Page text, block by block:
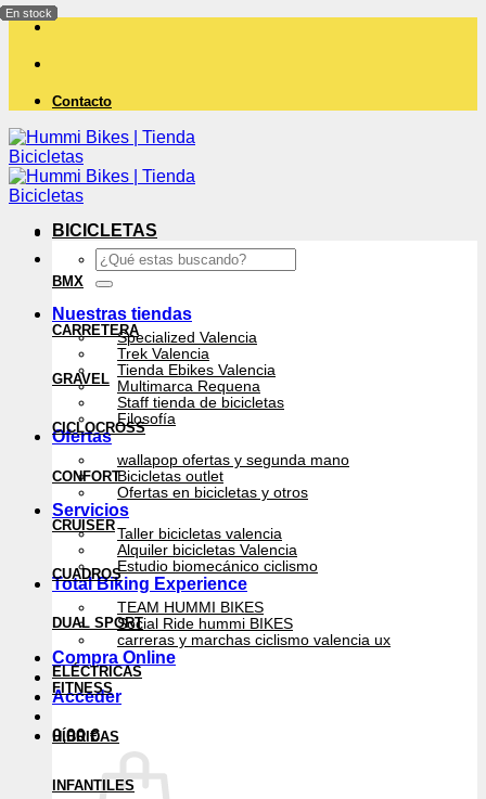
Saltar
contenido
Contacto
Buscar
por:
Nuestras tiendas
Specialized Valencia
Trek Valencia
Tienda Ebikes Valencia
Multimarca Requena
Staff tienda de bicicletas
Filosofía
Ofertas
wallapop ofertas y segunda mano
Bicicletas outlet
Ofertas en bicicletas y otros
Servicios
Taller bicicletas valencia
Alquiler bicicletas Valencia
Estudio biomecánico ciclismo
Total Biking Experience
TEAM HUMMI BIKES
Social Ride hummi BIKES
carreras y marchas ciclismo valencia ux
Compra Online
Acceder
0,00€
BICICLETAS
BMX
CARRETERA
GRAVEL
CICLOCROSS
CONFORT
CRUISER
CUADROS
DUAL SPORT
ELÉCTRICAS
FITNESS
HÍBRIDAS
INFANTILES